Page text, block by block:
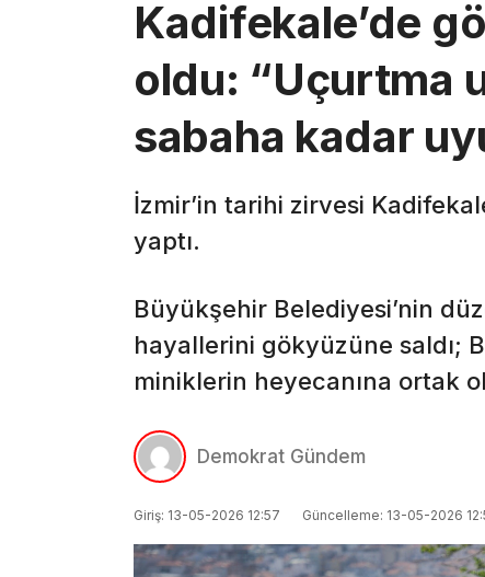
Kadifekale’de
oldu: “Uçurtma
sabaha kadar
İzmir’in tarihi zirvesi
yaptı.
Büyükşehir Belediyesi’nin
hayallerini gökyüzüne saldı;
miniklerin heyecanına ortak
Demokrat Gündem
Giriş: 13-05-2026 12:57 Güncelleme: 13-05-2026